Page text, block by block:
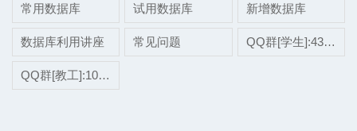
常用数据库 试用数据库 新增数据库
数据库利用讲座 常见问题 QQ群[学生]:437507696
QQ群[教工]:1038697975